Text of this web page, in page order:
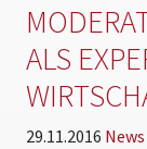
ALS
29.11.2016 News